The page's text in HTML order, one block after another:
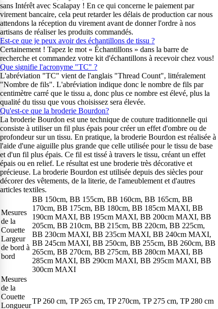
sans Intérêt avec Scalapay ! En ce qui concerne le paiement par
virement bancaire, cela peut retarder les délais de production car nous
attendons la réception du virement avant de donner l'ordre à nos
artisans de réaliser les produits commandés.
Est-ce que je peux avoir des échantillons de tissu ?
Certainement ! Tapez le mot « Échantillons » dans la barre de
recherche et commandez votre kit d'échantillons à recevoir chez vous!
Que signifie l'acronyme "TC" ?
L'abréviation "TC" vient de l'anglais "Thread Count", littéralement
"Nombre de fils". L'abréviation indique donc le nombre de fils par
centimètre carré que le tissu a, donc plus ce nombre est élevé, plus la
qualité du tissu que vous choisissez sera élevée.
Qu'est-ce que la broderie Bourdon?
La broderie Bourdon est une technique de couture traditionnelle qui
consiste à utiliser un fil plus épais pour créer un effet d'ombre ou de
profondeur sur un tissu. En pratique, la broderie Bourdon est réalisée à
l'aide d'une aiguille plus grande que celle utilisée pour le tissu de base
et d'un fil plus épais. Ce fil est tissé à travers le tissu, créant un effet
épais ou en relief. Le résultat est une broderie très décorative et
précieuse. La broderie Bourdon est utilisée depuis des siècles pour
décorer des vêtements, de la literie, de l'ameublement et d'autres
articles textiles.
Mesures
de la
Couette
Largeur
de bord à
bord
BB 150cm, BB 155cm, BB 160cm, BB 165cm, BB
170cm, BB 175cm, BB 180cm, BB 185cm MAXI, BB
190cm MAXI, BB 195cm MAXI, BB 200cm MAXI, BB
205cm, BB 210cm, BB 215cm, BB 220cm, BB 225cm,
BB 230cm MAXI, BB 235cm MAXI, BB 240cm MAXI,
BB 245cm MAXI, BB 250cm, BB 255cm, BB 260cm, BB
265cm, BB 270cm, BB 275cm, BB 280cm MAXI, BB
285cm MAXI, BB 290cm MAXI, BB 295cm MAXI, BB
300cm MAXI
Mesures
de la
Couette
Longueur
TP 260 cm, TP 265 cm, TP 270cm, TP 275 cm, TP 280 cm